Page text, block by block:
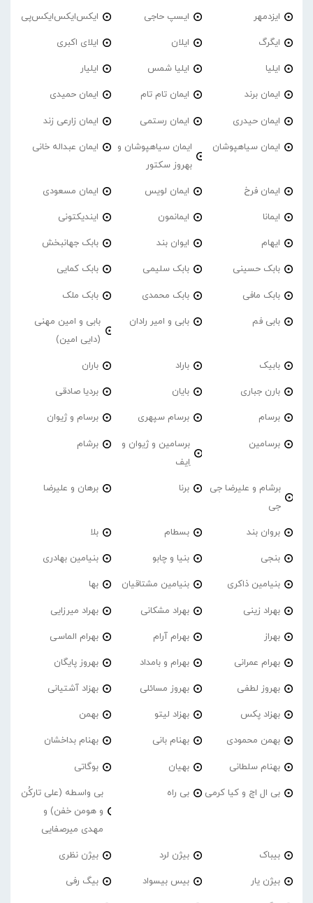
ایزدمهر ایسپ حاجی ایکس‌ایکس‌ایکس‌پی
ایگرگ ایلان ایلای اکبری
ایلیا ایلیا شمس ایلیار
ایمان برند ایمان تام تام ایمان حمیدی
ایمان حیدری ایمان رستمی ایمان زارعی زند
ایمان سیاهپوشان
ایمان سیاهپوشان و
بهروز سکتور
ایمان عبداله خانی
ایمان فرخ ایمان لویس ایمان مسعودی
ایمانا ایمانمون ایندیکتونی
ایهام ایوان بند بابک جهانبخش
بابک حسینی بابک سلیمی بابک کمایی
بابک مافی بابک محمدی بابک ملک
بابی فم بابی و امیر رادان
بابی و امین مهنی
(دایی امین)
بابیک باراد باران
بارن جباری بایان بردیا صادقی
برسام برسام سپهری برسام و ژیوان
برسامین
برسامین و ژیوان و
اِیف
برشام
برشام و علیرضا جی
جی
برنا برهان و علیرضا
بروان بند بسطام بلا
بنجی بنیا و چابو بنیامین بهادری
بنیامین ذاکری بنیامین مشتاقیان بها
بهراد زینی بهراد مشکانی بهراد میرزایی
بهراز بهرام آرام بهرام الماسی
بهرام عمرانی بهرام و بامداد بهروز پایگان
بهروز لطفی بهروز مسائلی بهزاد آشتیانی
بهزاد پکس بهزاد لیتو بهمن
بهمن محمودی بهنام بانی بهنام بداخشان
بهنام سلطانی بهیان بوگاتی
بی ال اچ و کیا کرمی بی راه
بی واسطه (علی تارکُن
و هومن خفن) و
مهدی میرصفایی
بیباک بیژن لرد بیژن نظری
بیژن یار بیس بیسواد بیگ رفی